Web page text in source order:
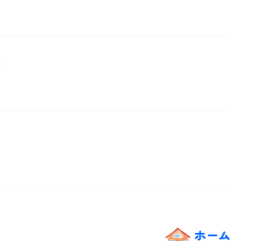
ホーム